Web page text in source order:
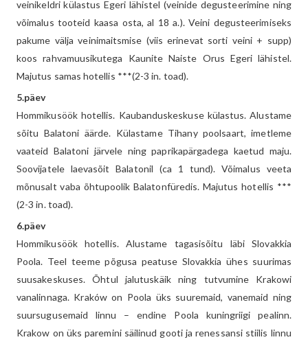
veinikeldri külastus Egeri lähistel (veinide degusteerimine ning
võimalus tooteid kaasa osta, al 18 a.). Veini degusteerimiseks
pakume välja veinimaitsmise (viis erinevat sorti veini + supp)
koos rahvamuusikutega Kaunite Naiste Orus Egeri lähistel.
Majutus samas hotellis ***(2-3 in. toad).
5.päev
Hommikusöök hotellis. Kaubanduskeskuse külastus. Alustame
sõitu Balatoni äärde. Külastame Tihany poolsaart, imetleme
vaateid Balatoni järvele ning paprikapärgadega kaetud maju.
Soovijatele laevasõit Balatonil (ca 1 tund). Võimalus veeta
mõnusalt vaba õhtupoolik Balatonfüredis. Majutus hotellis ***
(2-3 in. toad).
6.päev
Hommikusöök hotellis. Alustame tagasisõitu läbi Slovakkia
Poola. Teel teeme põgusa peatuse Slovakkia ühes suurimas
suusakeskuses. Õhtul jalutuskäik ning tutvumine Krakowi
vanalinnaga. Kraków on Poola üks suuremaid, vanemaid ning
suursugusemaid linnu – endine Poola kuningriigi pealinn.
Krakow on üks paremini säilinud gooti ja renessansi stiilis linnu